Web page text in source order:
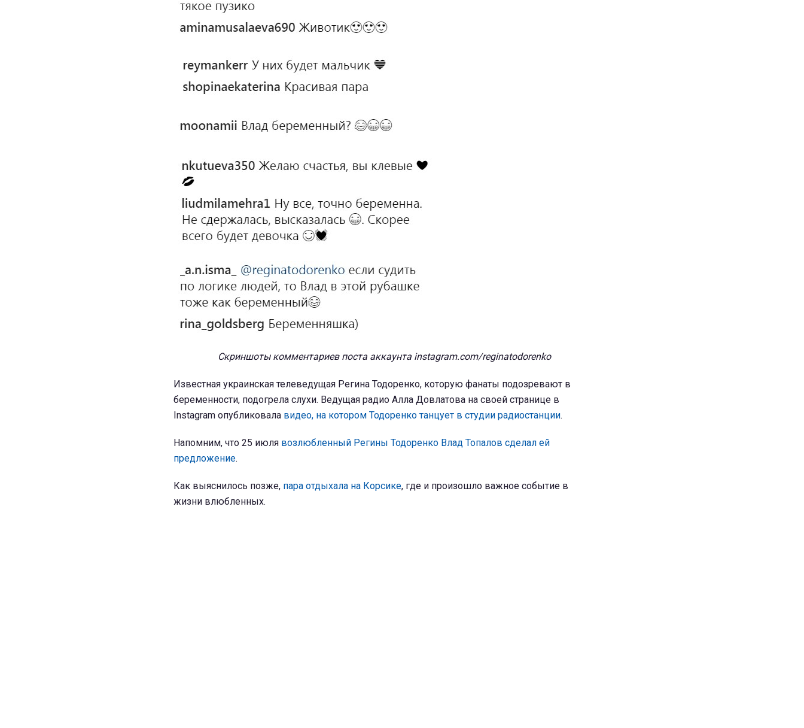
Скриншоты комментариев поста аккаунта instagram.com/reginatodorenko
Известная украинская телеведущая Регина Тодоренко, которую фанаты подозревают в
беременности, подогрела слухи. Ведущая радио Алла Довлатова на своей странице в
Instagram опубликовала видео, на котором Тодоренко танцует в студии радиостанции.
Напомним, что 25 июля возлюбленный Регины Тодоренко Влад Топалов сделал ей
предложение.
Как выяснилось позже, пара отдыхала на Корсике, где и произошло важное событие в
жизни влюбленных.